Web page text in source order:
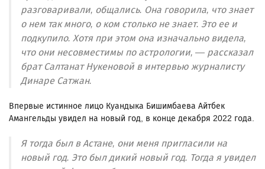
разговаривали, общались. Она говорила, что знает
о нем так много, о ком столько не знает. Это ее и
подкупило. Хотя при этом она изначально видела,
что они несовместимы по астрологии, — рассказал
брат Салтанат Нукеновой в интервью журналисту
Динаре Сатжан.
Впервые истинное лицо Куандыка Бишимбаева Айтбек
Амангельды увидел на новый год, в конце декабря 2022 года.
Я тогда был в Астане, они меня пригласили на
новый год. Это был дикий новый год. Тогда я увидел